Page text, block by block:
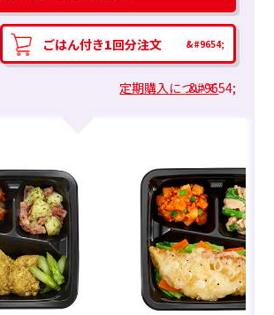
ごはん付き1回分注文
定期購入について